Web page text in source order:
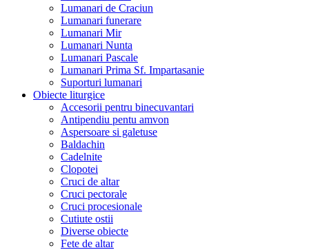
Lumanari de Craciun
Lumanari funerare
Lumanari Mir
Lumanari Nunta
Lumanari Pascale
Lumanari Prima Sf. Impartasanie
Suporturi lumanari
Obiecte liturgice
Accesorii pentru binecuvantari
Antipendiu pentu amvon
Aspersoare si galetuse
Baldachin
Cadelnite
Clopotei
Cruci de altar
Cruci pectorale
Cruci procesionale
Cutiute ostii
Diverse obiecte
Fete de altar